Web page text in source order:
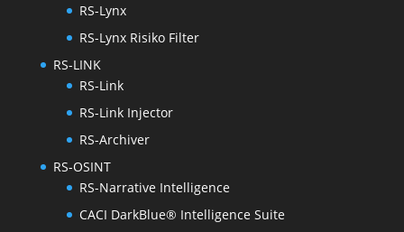
RS-Lynx
RS-Lynx Risiko Filter
RS-LINK
RS-Link
RS-Link Injector
RS-Archiver
RS-OSINT
RS-Narrative Intelligence
CACI DarkBlue® Intelligence Suite